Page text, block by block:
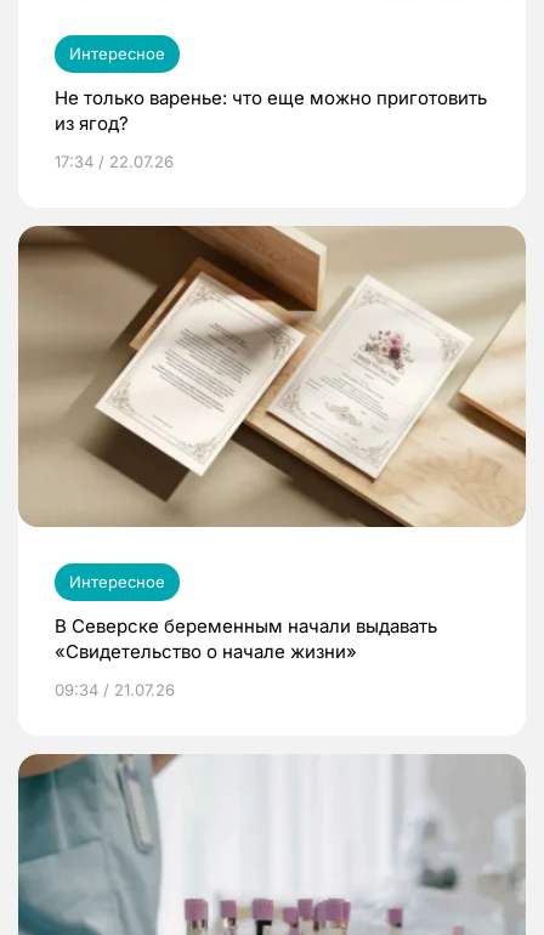
Интересное
Не только варенье: что еще можно приготовить
из ягод?
17:34 / 22.07.26
Интересное
В Северске беременным начали выдавать
«Свидетельство о начале жизни»
09:34 / 21.07.26